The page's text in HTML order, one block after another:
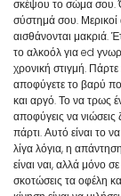
σκέψου το σώμα σου.
σύστημά σου. Μερικοί
αισθάνονται μακριά.
το αλκοόλ για ed
χρονική στιγμή.
αποφύγετε το βαρύ
και αργό. Το να τρως
αποφύγεις να
πάρτι. Αυτό είναι το
λίγα λόγια, η
είναι ναι, αλλά μόνο
σκοτώσεις τα οφέλη